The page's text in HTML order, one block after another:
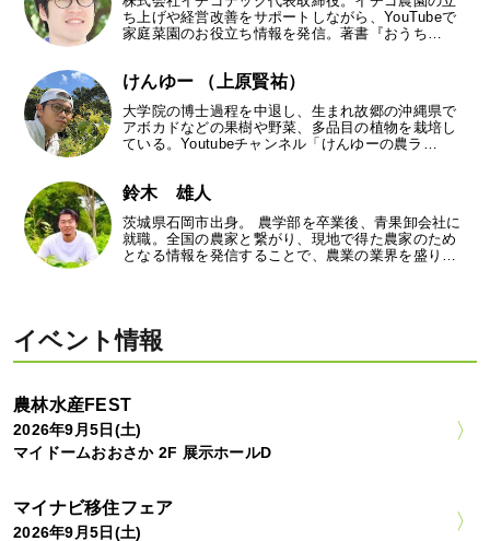
ち上げや経営改善をサポートしながら、YouTubeで
家庭菜園のお役立ち情報を発信。著書『おうち…
けんゆー （上原賢祐）
大学院の博士過程を中退し、生まれ故郷の沖縄県で
アボカドなどの果樹や野菜、多品目の植物を栽培し
ている。Youtubeチャンネル「けんゆーの農ラ…
鈴木 雄人
茨城県石岡市出身。 農学部を卒業後、青果卸会社に
就職。全国の農家と繋がり、現地で得た農家のため
となる情報を発信することで、農業の業界を盛り…
イベント情報
農林水産FEST
2026年9月5日(土)
マイドームおおさか 2F 展示ホールD
マイナビ移住フェア
2026年9月5日(土)